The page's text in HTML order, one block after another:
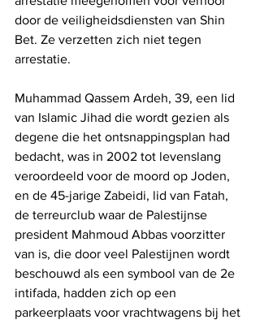
door de veiligheidsdiensten van Shin
Bet. Ze verzetten zich niet tegen
arrestatie.
Muhammad Qassem Ardeh, 39, een lid
van Islamic Jihad die wordt gezien als
degene die het ontsnappingsplan had
bedacht, was in 2002 tot levenslang
veroordeeld voor de moord op Joden,
en de 45-jarige Zabeidi, lid van Fatah,
de terreurclub waar de Palestijnse
president Mahmoud Abbas voorzitter
van is, die door veel Palestijnen wordt
beschouwd als een symbool van de 2e
intifada, hadden zich op een
parkeerplaats voor vrachtwagens bij het